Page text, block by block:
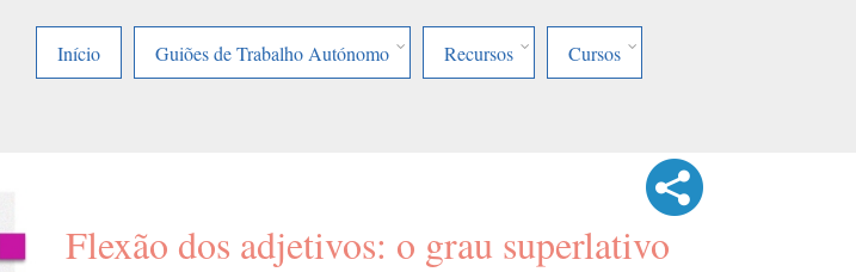
Início
Guiões de Trabalho Autónomo Recursos Cursos
Flexão dos adjetivos: o grau superlativo